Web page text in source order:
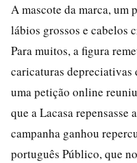
A mascote da marca, um
lábios grossos e cabelos
Para muitos, a figura
caricaturas depreciativas
uma petição online
que a Lacasa
campanha ganhou
português Público, que